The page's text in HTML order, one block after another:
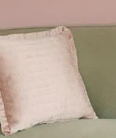
Hôtels,